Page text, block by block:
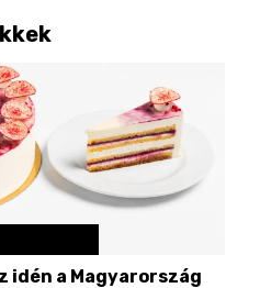
idén a Magyarország